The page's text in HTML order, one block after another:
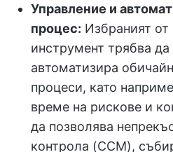
Управление и
процес: Избраният от
инструмент трябва
автоматизира
процеси, като
време на рискове и
да позволява
контрола (CCM),